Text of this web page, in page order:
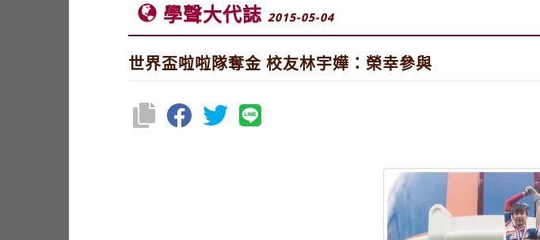
學聲大代誌 2015-05-04
世界盃啦啦隊奪金 校友林宇嬅：榮幸參與